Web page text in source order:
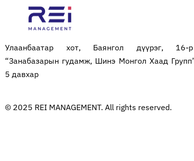
Улаанбаатар хот, Баянгол дүүрэг, 16-
“Занабазарын гудамж, Шинэ Монгол Хаад
5 давхар
© 2025 REI MANAGEMENT. All rights reserved.